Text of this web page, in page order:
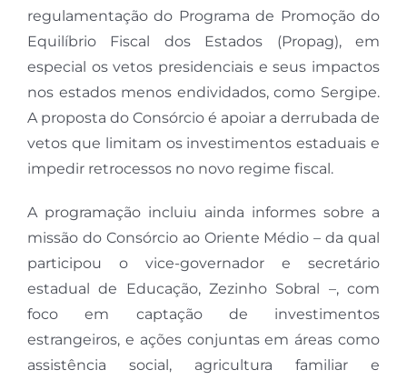
regulamentação do Programa de Promoção do
Equilíbrio Fiscal dos Estados (Propag), em
especial os vetos presidenciais e seus impactos
nos estados menos endividados, como Sergipe.
A proposta do Consórcio é apoiar a derrubada de
vetos que limitam os investimentos estaduais e
impedir retrocessos no novo regime fiscal.
A programação incluiu ainda informes sobre a
missão do Consórcio ao Oriente Médio – da qual
participou o vice-governador e secretário
estadual de Educação, Zezinho Sobral –, com
foco em captação de investimentos
estrangeiros, e ações conjuntas em áreas como
assistência social, agricultura familiar e